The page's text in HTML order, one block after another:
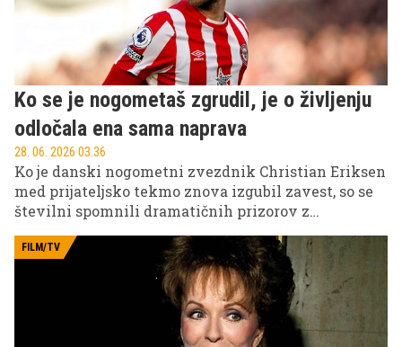
Ko se je nogometaš zgrudil, je o življenju
odločala ena sama naprava
28. 06. 2026 03.36
Ko je danski nogometni zvezdnik Christian Eriksen
med prijateljsko tekmo znova izgubil zavest, so se
številni spomnili dramatičnih prizorov z
pomembno vlogo odigral vsadni kardioverter-
defibrilator (ICD), naprava, ki je namenjena zaščiti
bolnikov pred življenjsko nevarnimi motnjami
FILM/TV